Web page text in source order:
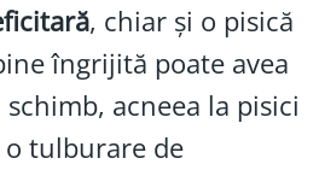
, chiar și o pisică
îngrijită poate avea
acneea la pisici
tulburare de